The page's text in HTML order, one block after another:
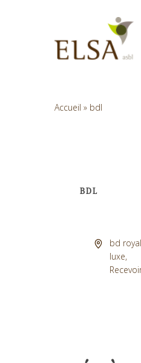
Accueil » bdl
BDL
Adressebd royal
luxe,